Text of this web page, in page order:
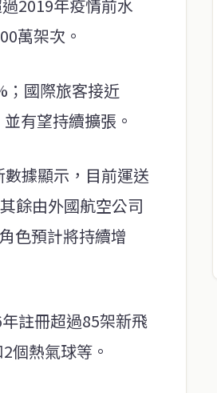
2019年疫情前水
萬架次。
；國際旅客接近
有望持續擴張。
據顯示，目前運送
餘由外國航空公司
色預計將持續增
註冊超過85架新飛
個熱氣球等。